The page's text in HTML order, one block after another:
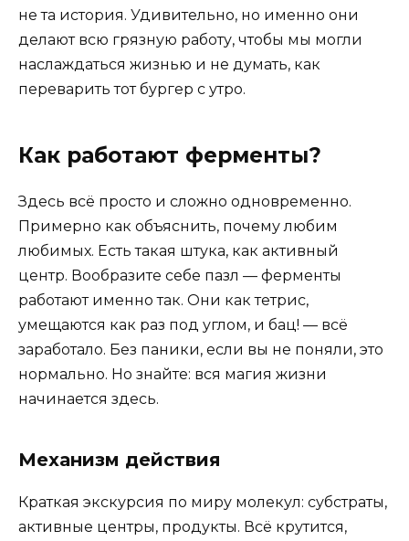
не та история. Удивительно, но именно они
делают всю грязную работу, чтобы мы могли
наслаждаться жизнью и не думать, как
переварить тот бургер с утро.
Как работают ферменты?
Здесь всё просто и сложно одновременно.
Примерно как объяснить, почему любим
любимых. Есть такая штука, как активный
центр. Вообразите себе пазл — ферменты
работают именно так. Они как тетрис,
умещаются как раз под углом, и бац! — всё
заработало. Без паники, если вы не поняли, это
нормально. Но знайте: вся магия жизни
начинается здесь.
Механизм действия
Краткая экскурсия по миру молекул: субстраты,
активные центры, продукты. Всё крутится,